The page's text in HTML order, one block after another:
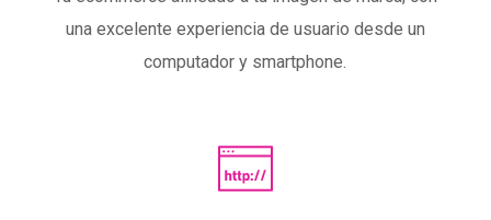
una excelente experiencia de usuario desde un
computador y smartphone.